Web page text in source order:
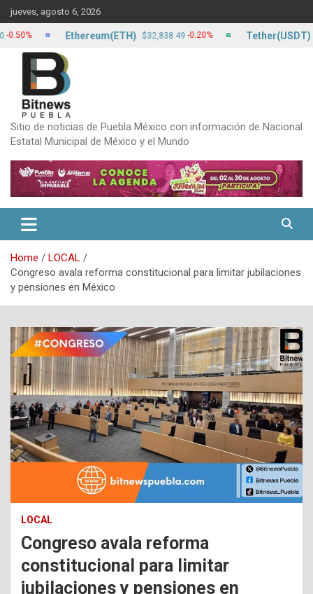
Skip
to
content
jueves, agosto 6, 2026
Sitio de noticias de Puebla México con información de Nacional
Estatal Municipal de México y el Mundo
Home
LOCAL
Congreso avala reforma constitucional para limitar jubilaciones
y pensiones en México
LOCAL
Congreso avala reforma
constitucional para limitar
jubilaciones y pensiones en
Ethereum(ETH) $32,838.49 -0.20% Tether(USDT)